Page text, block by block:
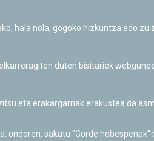
hala nola, gogoko hizkuntza edo zu
duten bisitariek
eta erakargarriak erakustea da
sakatu "Gorde hobespenak"